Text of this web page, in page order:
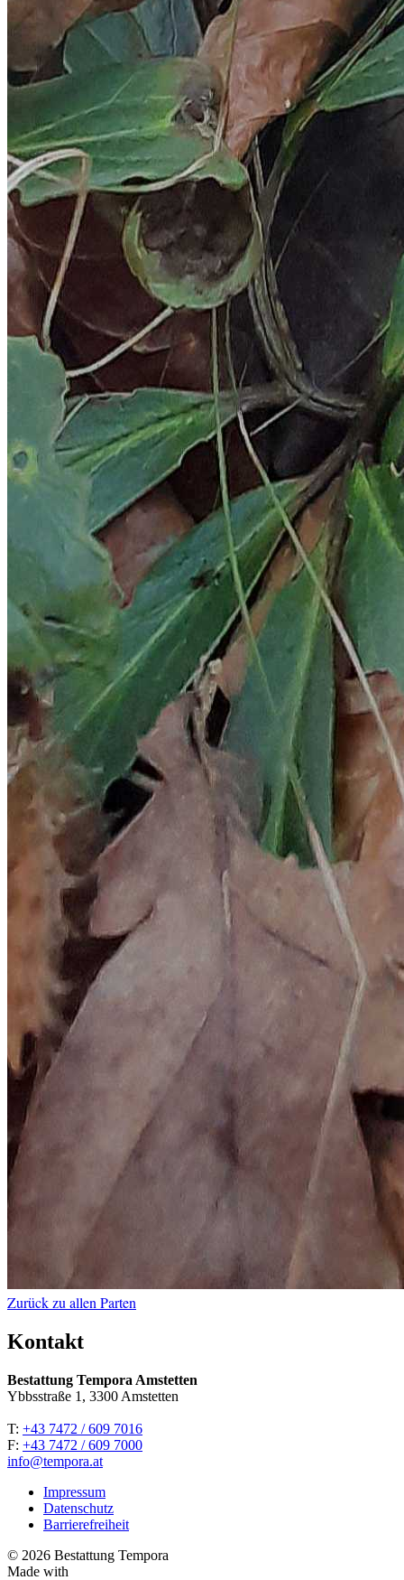
Zurück zu allen Parten
Kontakt
Bestattung Tempora Amstetten
Ybbsstraße 1, 3300 Amstetten
T: +43 7472 / 609 7016
F: +43 7472 / 609 7000
info@tempora.at
Impressum
Datenschutz
Barrierefreiheit
© 2026 Bestattung Tempora
Made with